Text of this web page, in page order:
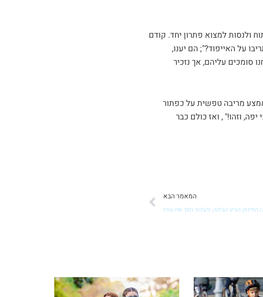
ולנסות למצוא פתרון יחד. קודם
על האייפוד?"; הם יענו,
עליהם, אך נזכיר
מריבה טפשית על כפתור
וזהו!" , ואז כולם כבר
המאמר הבא
התינוק הגיע הביתה, והבכור הפך את עורו